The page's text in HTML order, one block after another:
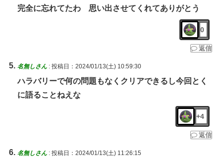
完全に忘れてたわ 思い出させてくれてありがとう
0
返信
名無しさん : 投稿日：2024/01/13(土) 10:59:30
ハラバリーで何の問題もなくクリアできるし今回とく
に語ることねえな
+4
返信
名無しさん : 投稿日：2024/01/13(土) 11:26:15